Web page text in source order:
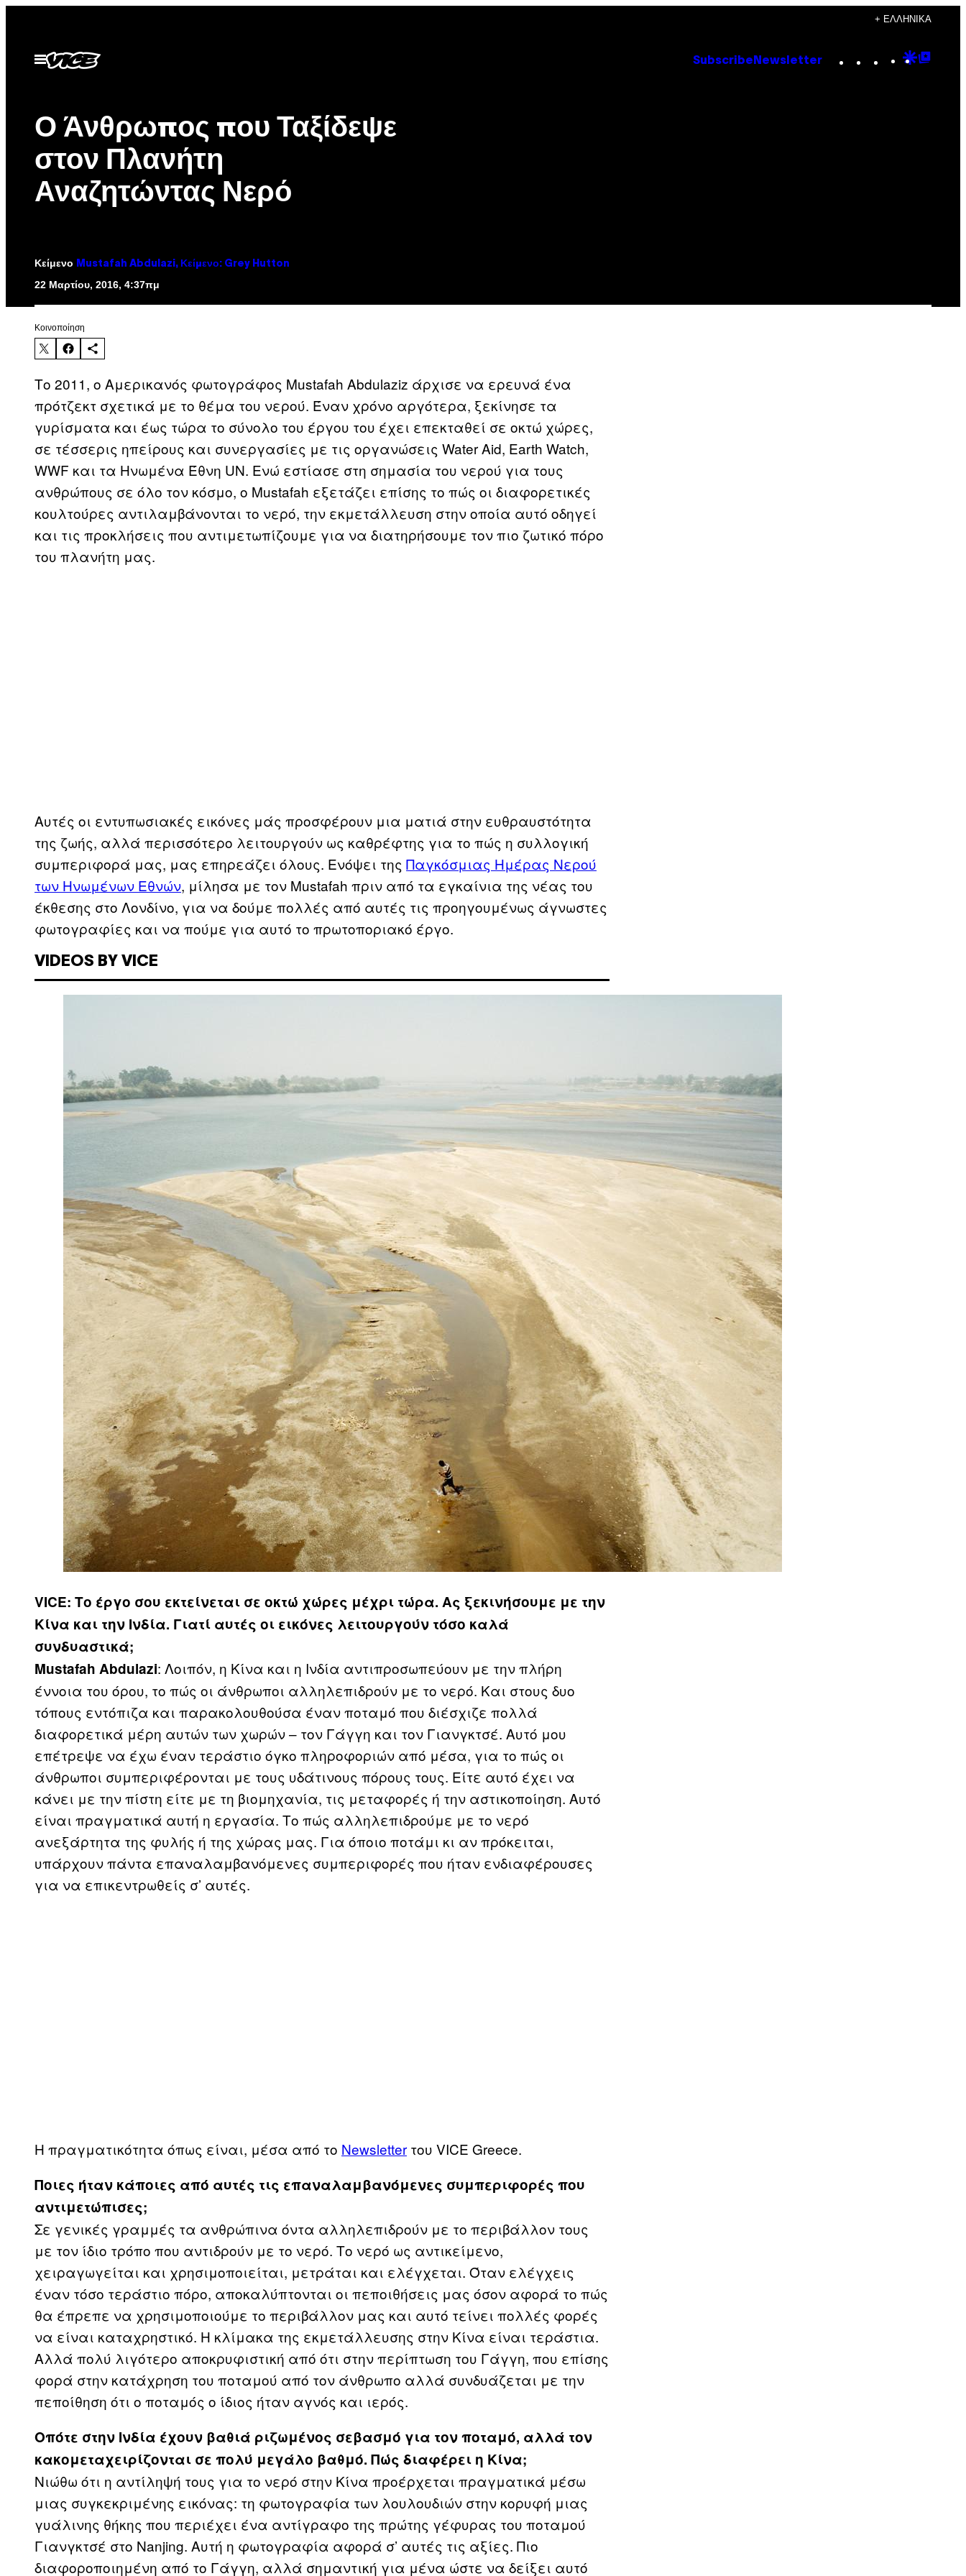
περιεχόμενο
+ ΕΛΛΗΝΙΚΆ
Ανοίξτε
το
Subscribe Newsletter Instagram
TikTok
YouTube
Google
Ο Άνθρωπος που Ταξίδεψε
στον Πλανήτη
Αναζητώντας Νερό
Κείμενο Mustafah Abdulazi, Κείμενο: Grey Hutton
22 Μαρτίου, 2016, 4:37πμ
Kοινοποίηση
Το 2011, ο Αμερικανός φωτογράφος Mustafah Abdulaziz άρχισε να ερευνά ένα
πρότζεκτ σχετικά με το θέμα του νερού. Έναν χρόνο αργότερα, ξεκίνησε τα
γυρίσματα και έως τώρα το σύνολο του έργου του έχει επεκταθεί σε οκτώ χώρες,
σε τέσσερις ηπείρους και συνεργασίες με τις οργανώσεις Water Aid, Earth Watch,
WWF και τα Ηνωμένα Έθνη UN. Ενώ εστίασε στη σημασία του νερού για τους
ανθρώπους σε όλο τον κόσμο, ο Mustafah εξετάζει επίσης το πώς οι διαφορετικές
κουλτούρες αντιλαμβάνονται το νερό, την εκμετάλλευση στην οποία αυτό οδηγεί
και τις προκλήσεις που αντιμετωπίζουμε για να διατηρήσουμε τον πιο ζωτικό πόρο
του πλανήτη μας.
Αυτές οι εντυπωσιακές εικόνες μάς προσφέρουν μια ματιά στην ευθραυστότητα
της ζωής, αλλά περισσότερο λειτουργούν ως καθρέφτης για το πώς η συλλογική
συμπεριφορά μας, μας επηρεάζει όλους. Ενόψει της Παγκόσμιας Ημέρας Νερού
των Ηνωμένων Εθνών, μίλησα με τον Mustafah πριν από τα εγκαίνια της νέας του
έκθεσης στο Λονδίνο, για να δούμε πολλές από αυτές τις προηγουμένως άγνωστες
φωτογραφίες και να πούμε για αυτό το πρωτοποριακό έργο.
VIDEOS BY VICE
VICE: Το έργο σου εκτείνεται σε οκτώ χώρες μέχρι τώρα. Ας ξεκινήσουμε με την
Κίνα και την Ινδία. Γιατί αυτές οι εικόνες λειτουργούν τόσο καλά
συνδυαστικά;
Mustafah Abdulazi: Λοιπόν, η Κίνα και η Ινδία αντιπροσωπεύουν με την πλήρη
έννοια του όρου, το πώς οι άνθρωποι αλληλεπιδρούν με το νερό. Και στους δυο
τόπους εντόπιζα και παρακολουθούσα έναν ποταμό που διέσχιζε πολλά
διαφορετικά μέρη αυτών των χωρών – τον Γάγγη και τον Γιανγκτσέ. Αυτό μου
επέτρεψε να έχω έναν τεράστιο όγκο πληροφοριών από μέσα, για το πώς οι
άνθρωποι συμπεριφέρονται με τους υδάτινους πόρους τους. Είτε αυτό έχει να
κάνει με την πίστη είτε με τη βιομηχανία, τις μεταφορές ή την αστικοποίηση. Αυτό
είναι πραγματικά αυτή η εργασία. Το πώς αλληλεπιδρούμε με το νερό
ανεξάρτητα της φυλής ή της χώρας μας. Για όποιο ποτάμι κι αν πρόκειται,
υπάρχουν πάντα επαναλαμβανόμενες συμπεριφορές που ήταν ενδιαφέρουσες
για να επικεντρωθείς σ’ αυτές.
H πραγματικότητα όπως είναι, μέσα από το Newsletter του VICE Greece.
Ποιες ήταν κάποιες από αυτές τις επαναλαμβανόμενες συμπεριφορές που
αντιμετώπισες;
Σε γενικές γραμμές τα ανθρώπινα όντα αλληλεπιδρούν με το περιβάλλον τους
με τον ίδιο τρόπο που αντιδρούν με το νερό. Το νερό ως αντικείμενο,
χειραγωγείται και χρησιμοποιείται, μετράται και ελέγχεται. Όταν ελέγχεις
έναν τόσο τεράστιο πόρο, αποκαλύπτονται οι πεποιθήσεις μας όσον αφορά το πώς
θα έπρεπε να χρησιμοποιούμε το περιβάλλον μας και αυτό τείνει πολλές φορές
να είναι καταχρηστικό. Η κλίμακα της εκμετάλλευσης στην Κίνα είναι τεράστια.
Αλλά πολύ λιγότερο αποκρυφιστική από ότι στην περίπτωση του Γάγγη, που επίσης
φορά στην κατάχρηση του ποταμού από τον άνθρωπο αλλά συνδυάζεται με την
πεποίθηση ότι ο ποταμός ο ίδιος ήταν αγνός και ιερός.
Οπότε στην Ινδία έχουν βαθιά ριζωμένος σεβασμό για τον ποταμό, αλλά τον
κακομεταχειρίζονται σε πολύ μεγάλο βαθμό. Πώς διαφέρει η Κίνα;
Νιώθω ότι η αντίληψή τους για το νερό στην Κίνα προέρχεται πραγματικά μέσω
μιας συγκεκριμένης εικόνας: τη φωτογραφία των λουλουδιών στην κορυφή μιας
γυάλινης θήκης που περιέχει ένα αντίγραφο της πρώτης γέφυρας του ποταμού
Γιανγκτσέ στο Nanjing. Αυτή η φωτογραφία αφορά σ’ αυτές τις αξίες. Πιο
διαφοροποιημένη από το Γάγγη, αλλά σημαντική για μένα ώστε να δείξει αυτό